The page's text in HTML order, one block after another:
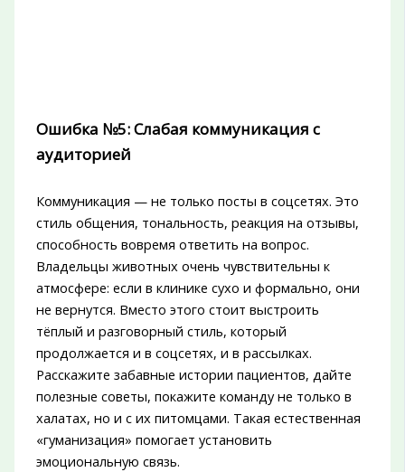
Ошибка №5: Слабая коммуникация с
аудиторией
Коммуникация — не только посты в соцсетях. Это
стиль общения, тональность, реакция на отзывы,
способность вовремя ответить на вопрос.
Владельцы животных очень чувствительны к
атмосфере: если в клинике сухо и формально, они
не вернутся. Вместо этого стоит выстроить
тёплый и разговорный стиль, который
продолжается и в соцсетях, и в рассылках.
Расскажите забавные истории пациентов, дайте
полезные советы, покажите команду не только в
халатах, но и с их питомцами. Такая естественная
«гуманизация» помогает установить
эмоциональную связь.